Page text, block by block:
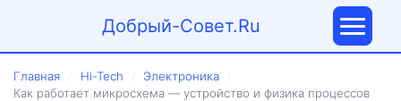
Добрый-Совет.Ru
Главная Hi-Tech Электроника
Как работает микросхема — устройство и физика процессов